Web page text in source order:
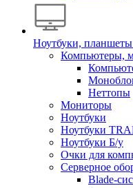
Ноутбуки,
Компьютеры,
Неттопы
Мониторы
Ноутбуки
Ноутбуки
Ноутбуки Б/у
Очки для
Серверное
Blade-